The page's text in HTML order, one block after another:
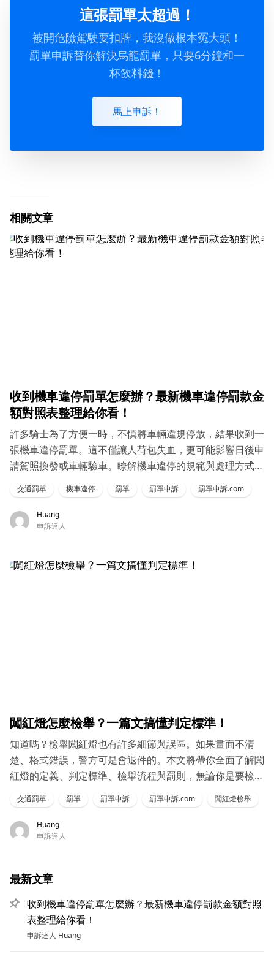
這張罰單太超過！
被開危險駕駛要扣牌，我沒做根本冤大頭！
罰單申訴替你解決烏龍罰單，只要6分鐘和一
杯飲料錢！
馬上申訴！
相關文章
收到機車違停罰單怎麼辦？最新機車違停罰款金
額對照表整理給你看！
許多騎士為了方便一時，不慎將車輛違規停放，結果收到一
張機車違停罰單。這不僅讓人荷包失血，更可能影響日後申
請駕照換發或車輛驗車。瞭解機車違停的規範與處理方式，
交通罰單 機車違停 罰單 罰單申訴 罰單申訴.com
Huang
申訴達人
闖紅燈怎麼檢舉？一篇文搞懂判定標準！
知道嗎？檢舉闖紅燈也有許多細節與誤區。如果畫面不清
楚、格式錯誤，警方可是會退件的。本文將帶你全面了解闖
紅燈的定義、判定標準、檢舉流程與罰則，無論你是要檢舉
交通罰單 罰單 罰單申訴 罰單申訴.com 闖紅燈檢舉
Huang
申訴達人
最新文章
收到機車違停罰單怎麼辦？最新機車違停罰款金額對照
表整理給你看！
申訴達人 Huang